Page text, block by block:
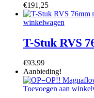
€191,25
winkelwagen
T-Stuk RVS
€93,99
Aanbieding!
Toevoegen aan